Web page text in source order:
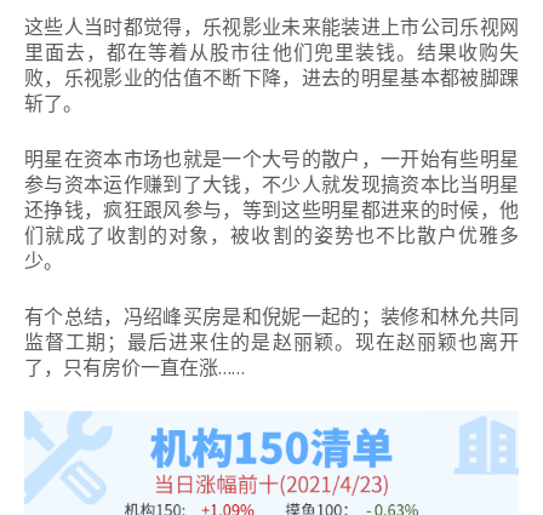
这些人当时都觉得，乐视影业未来能装进上市公司乐视网
里面去，都在等着从股市往他们兜里装钱。结果收购失
败，乐视影业的估值不断下降，进去的明星基本都被脚踝
斩了。
明星在资本市场也就是一个大号的散户，一开始有些明星
参与资本运作赚到了大钱，不少人就发现搞资本比当明星
还挣钱，疯狂跟风参与，等到这些明星都进来的时候，他
们就成了收割的对象，被收割的姿势也不比散户优雅多
少。
有个总结，冯绍峰买房是和倪妮一起的；装修和林允共同
监督工期；最后进来住的是赵丽颖。现在赵丽颖也离开
了，只有房价一直在涨……